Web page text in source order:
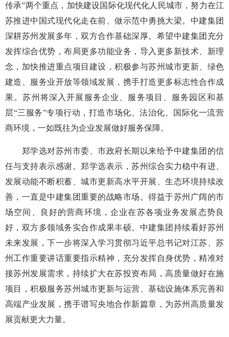
传承”两个重点，加快建设国际化现代化人民城市，努力在江
苏推进中国式现代化走在前、做示范中勇挑大梁。中建集团
深耕苏州发展多年，双方合作基础深厚。希望中建集团充分
发挥综合优势，布局更多功能业务，导入更多新技术、新理
念，加快推进重点项目建设，积极参与苏州城市更新、绿色
建造、服务业开放等领域发展，携手打造更多标志性合作成
果。苏州将深入开展服务企业、服务项目、服务园区和基
层“三服务”专项行动，打造市场化、法治化、国际化一流营
商环境，一如既往为企业发展做好服务保障。
郑学选对苏州市委、市政府长期以来给予中建集团的信
任与支持表示感谢。郑学选表示，苏州综合实力稳中有进、
发展动能不断积蓄、城市更新高水平开展、生态环境持续改
善，一直是中建集团重要的战略市场。得益于苏州广阔的市
场空间、良好的营商环境，企业在苏各项业务发展态势良
好，双方多领域务实合作成果丰硕。中建集团持续看好苏州
未来发展，下一步将深入学习贯彻习近平总书记对江苏、苏
州工作重要讲话重要指示精神，充分发挥自身优势，精准对
接苏州发展需求，持续扩大在苏投资布局，高质量做好在施
项目，积极服务苏州城市更新与运营、基础设施体系完善和
高端产业发展，携手谱写央地合作新篇章，为苏州高质量发
展贡献更大力量。